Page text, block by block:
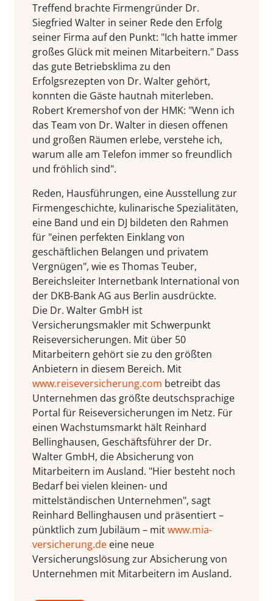
Treffend brachte Firmengründer Dr.
Siegfried Walter in seiner Rede den Erfolg
seiner Firma auf den Punkt: "Ich hatte immer
großes Glück mit meinen Mitarbeitern." Dass
das gute Betriebsklima zu den
Erfolgsrezepten von Dr. Walter gehört,
konnten die Gäste hautnah miterleben.
Robert Kremershof von der HMK: "Wenn ich
das Team von Dr. Walter in diesen offenen
und großen Räumen erlebe, verstehe ich,
warum alle am Telefon immer so freundlich
und fröhlich sind".
Reden, Hausführungen, eine Ausstellung zur
Firmengeschichte, kulinarische Spezialitäten,
eine Band und ein DJ bildeten den Rahmen
für "einen perfekten Einklang von
geschäftlichen Belangen und privatem
Vergnügen", wie es Thomas Teuber,
Bereichsleiter Internetbank International von
der DKB-Bank AG aus Berlin ausdrückte.
Die Dr. Walter GmbH ist
Versicherungsmakler mit Schwerpunkt
Reiseversicherungen. Mit über 50
Mitarbeitern gehört sie zu den größten
Anbietern in diesem Bereich. Mit
www.reiseversicherung.com betreibt das
Unternehmen das größte deutschsprachige
Portal für Reiseversicherungen im Netz. Für
einen Wachstumsmarkt hält Reinhard
Bellinghausen, Geschäftsführer der Dr.
Walter GmbH, die Absicherung von
Mitarbeitern im Ausland. "Hier besteht noch
Bedarf bei vielen kleinen- und
mittelständischen Unternehmen", sagt
Reinhard Bellinghausen und präsentiert –
pünktlich zum Jubiläum – mitwww.mia-
versicherung.de eine neue
Versicherungslösung zur Absicherung von
Unternehmen mit Mitarbeitern im Ausland.